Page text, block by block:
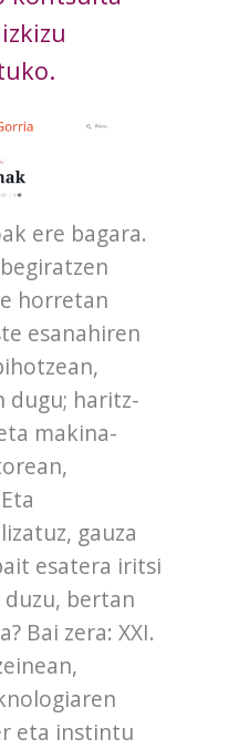
ere bagara.
horretan
esanahiren
dugu; haritz-
makina-
gauza
esatera iritsi
bertan
Bai zera: XXI.
eta instintu